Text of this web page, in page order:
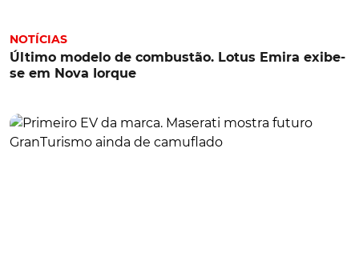
NOTÍCIAS
Último modelo de combustão. Lotus Emira exibe-
se em Nova Iorque